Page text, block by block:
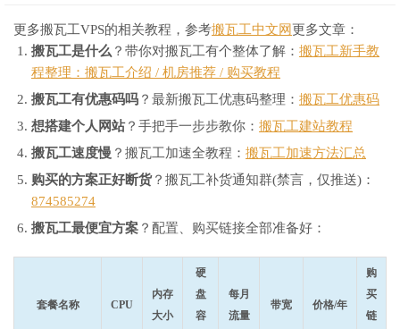
更多搬瓦工VPS的相关教程，参考搬瓦工中文网 更多文章：
搬瓦工是什么 ？带你对搬瓦工有个整体了解： 搬瓦工新手教
程整理：搬瓦工介绍 / 机房推荐 / 购买教程
搬瓦工有优惠码吗 ？最新搬瓦工优惠码整理： 搬瓦工优惠码
想搭建个人网站？手把手一步步教你： 搬瓦工建站教程
搬瓦工速度慢 ？搬瓦工加速全教程： 搬瓦工加速方法汇总
购买的方案正好断货？搬瓦工补货通知群(禁言，仅推送)：
874585274
搬瓦工最便宜方案 ？配置、购买链接全部准备好：
套餐名称 CPU
内存
大小
硬
盘
容
每月
流量
带宽 价格/年
购
买
链